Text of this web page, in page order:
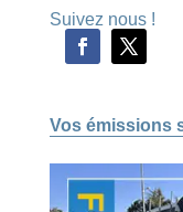
Suivez nous !
Vos émissions